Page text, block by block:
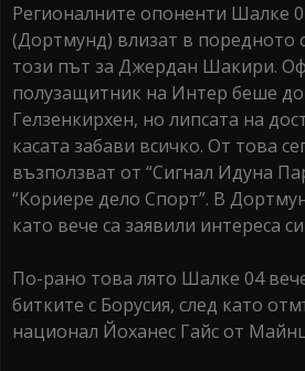
Регионалните опоненти Шалке
(Дортмунд) влизат в поредното
този път за Джердан Шакири.
полузащитник на Интер беше
Гелзенкирхен, но липсата на
касата забави всичко. От това
възползват от “Сигнал Идуна
“Кориере дело Спорт”. В
като вече са заявили интереса
По-рано това лято Шалке 04
битките с Борусия, след като
национал Йоханес Гайс от